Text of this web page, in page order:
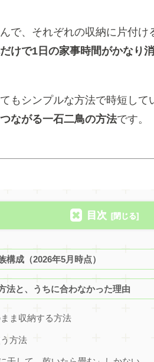
で、それぞれの収納に片付け
けで1日の家事時間がかなり消
もシンプルな方法で時短して
ながる一石二鳥の方法です。
目次
構成（2026年5月時点）
法と、うちに合わなかった理由
ま収納する方法
方法